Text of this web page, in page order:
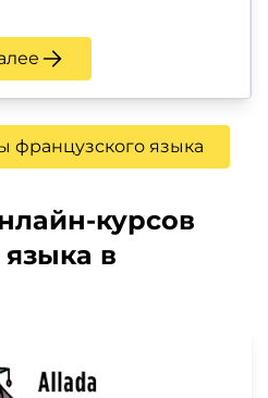
французского языка
курсов
в